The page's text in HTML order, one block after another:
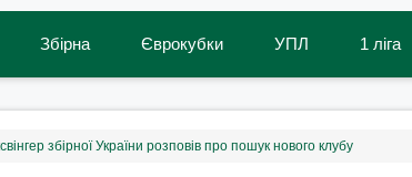
Збірна Єврокубки УПЛ 1 ліга
збірної України розповів про пошук нового клубу